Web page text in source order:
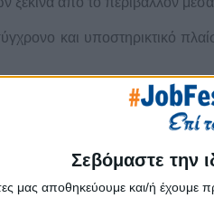
Σεβόμαστε την
μας αποθηκεύουμε και/ή
και υποστηρικτικό
λύσεων,
μας.